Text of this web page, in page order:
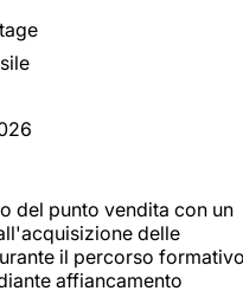
del punto vendita con un
delle
il percorso
affiancamento